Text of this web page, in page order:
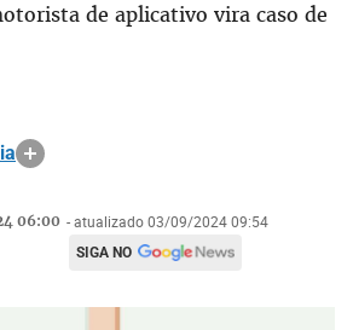
de aplicativo vira caso de
06:00 - atualizado 03/09/2024 09:54
SIGA NO